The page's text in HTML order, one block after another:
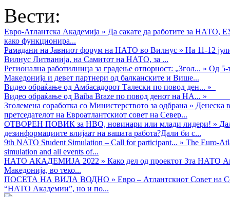
Вести:
Евро-Атлантска Академија » Да сакате да работите за НАТО,
како функционира...
Рамадани на Јавниот форум на НАТО во Вилнус » На 11-12
Вилнус Литванија, на Самитот на НАТО, за ...
Регионална работилница за градење отпорност: „Згол... » Од 5-
Македонија и девет партнери од балканските и Више...
Видео обраќањe од Амбасадорот Талески по повод ден... »
Видео обраќање од Baiba Braze по повод денот на НА... »
Зголемена соработка со Министерството за одбрана » Денеска
претседателот на Евроатлантскиот совет на Север...
ОТВОРЕН ПОВИК за НВО, новинари или млади лидери! »
дезинформациите влијаат на вашата работа?Дали би с...
9th NATO Student Simulation – Call for participant... » The Euro-
simulation and all events of...
НАТО АКАДЕМИЈА 2022 » Како дел од проектот 3та НАТО
Македонија, во теко...
ПОСЕТА НА ВИЛА ВОДНО » Евро – Атлантскиот Совет на
“НАТО Академии”, но и по...